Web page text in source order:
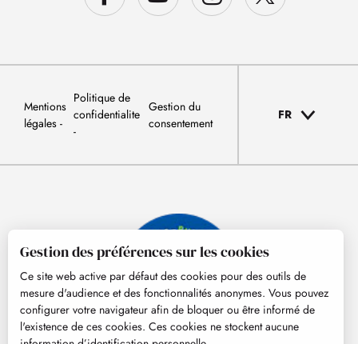
Mentions
légales
Politique de
confidentialite
Gestion du
consentement
FR
Gestion des préférences sur les cookies
Ce site web active par défaut des cookies pour des outils de
mesure d'audience et des fonctionnalités anonymes. Vous pouvez
configurer votre navigateur afin de bloquer ou être informé de
l'existence de ces cookies. Ces cookies ne stockent aucune